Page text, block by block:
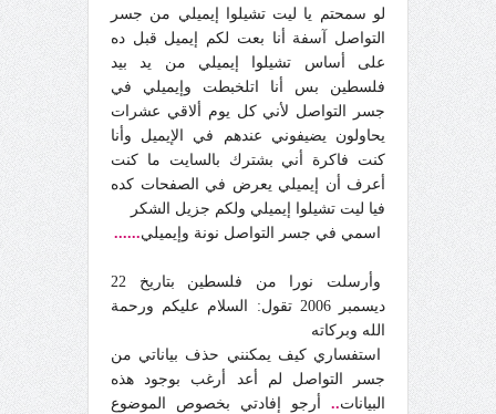
لو سمحتم يا ليت تشيلوا إيميلي من جسر
التواصل آسفة أنا بعت لكم إيميل قبل ده
على أساس تشيلوا إيميلي من يد بيد
فلسطين بس أنا اتلخبطت وإيميلي في
جسر التواصل لأني كل يوم ألاقي عشرات
يحاولون يضيفوني عندهم في الإيميل وأنا
كنت فاكرة أني بشترك بالسايت ما كنت
أعرف أن إيميلي يعرض في الصفحات كده
فيا ليت تشيلوا إيميلي ولكم جزيل الشكر
اسمي في جسر التواصل نونة وإيميلي......
وأرسلت نورا من فلسطين بتاريخ 22
ديسمبر 2006 تقول: السلام عليكم ورحمة
الله وبركاته
استفساري كيف يمكنني حذف بياناتي من
جسر التواصل لم أعد أرغب بوجود هذه
البيانات.. أرجو إفادتي بخصوص الموضوع